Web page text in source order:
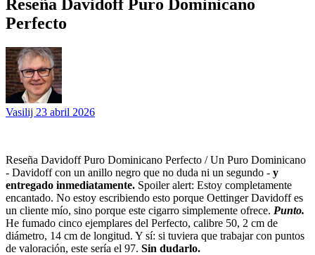
Reseña Davidoff Puro Dominicano
Perfecto
Vasilij 23 abril 2026
Reseña Davidoff Puro Dominicano Perfecto / Un Puro Dominicano
- Davidoff con un anillo negro que no duda ni un segundo - y
entregado inmediatamente. Spoiler alert: Estoy completamente
encantado. No estoy escribiendo esto porque Oettinger Davidoff es
un cliente mío, sino porque este cigarro simplemente ofrece. Punto.
He fumado cinco ejemplares del Perfecto, calibre 50, 2 cm de
diámetro, 14 cm de longitud. Y sí: si tuviera que trabajar con puntos
de valoración, este sería el 97. Sin dudarlo.